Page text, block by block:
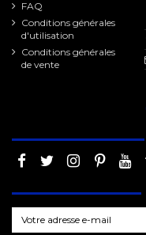
FAQ
Conditions générales
d'utilisation
Conditions générales
de vente